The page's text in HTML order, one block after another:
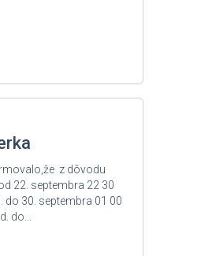
z dôvodu
22. septembra 22 30
do 30. septembra 01 00
do...